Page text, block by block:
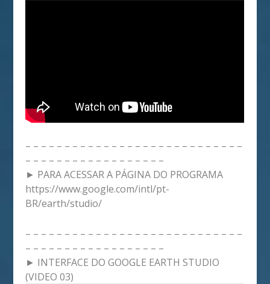
– – – – – – – – – – – – – – – – – – – – – – – – – – – –
– – – – – – – – – – – – – – – – – –
► PARA ACESSAR A PÁGINA DO PROGRAMA
https://www.google.com/intl/pt-
BR/earth/studio/
– – – – – – – – – – – – – – – – – – – – – – – – – – – –
– – – – – – – – – – – – – – – – – –
► INTERFACE DO GOOGLE EARTH STUDIO
(VIDEO 03)